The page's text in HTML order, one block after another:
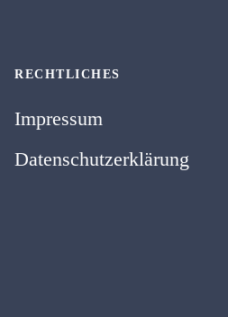
RECHTLICHES
Impressum
Datenschutzerklärung